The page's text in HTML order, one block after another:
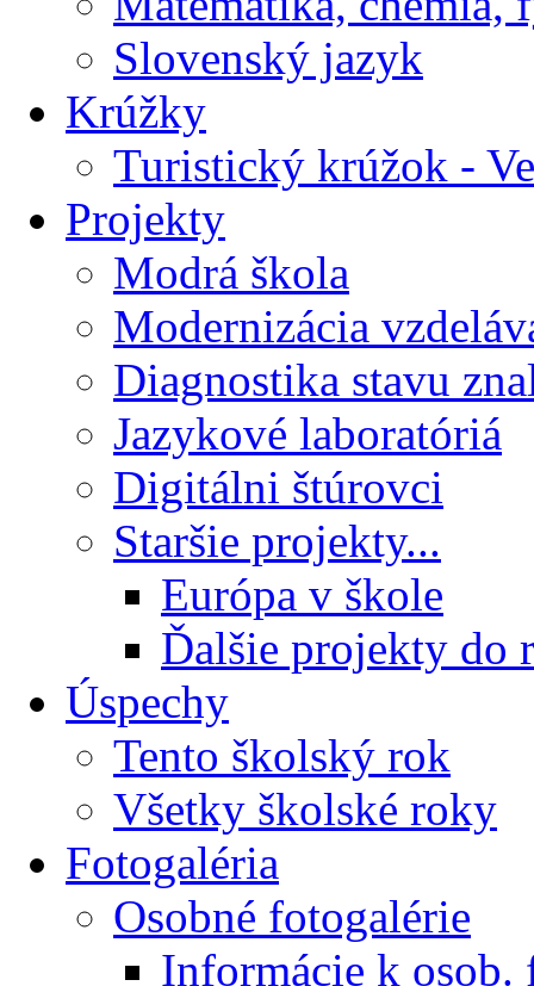
Slovenský jazyk
Krúžky
Turistický krúžok -
Projekty
Modrá škola
Modernizácia
Diagnostika stavu
Jazykové laboratóriá
Digitálni štúrovci
Staršie projekty...
Európa v škole
Ďalšie projekty do
Úspechy
Tento školský rok
Všetky školské roky
Fotogaléria
Osobné fotogalérie
Informácie k osob.